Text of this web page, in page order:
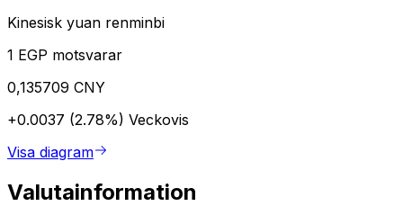
Kinesisk yuan renminbi
1 EGP motsvarar
0,135709 CNY
+0.0037 (2.78%) Veckovis
Visa diagram
Valutainformation